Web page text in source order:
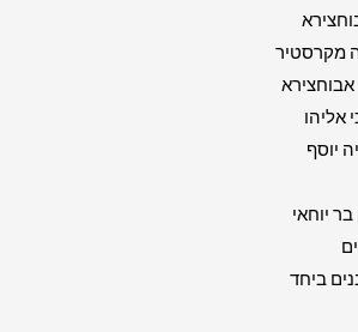
מקרסטיר
אליהו
יוסף
יוחאי
ביחד